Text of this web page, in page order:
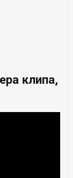
клипа,